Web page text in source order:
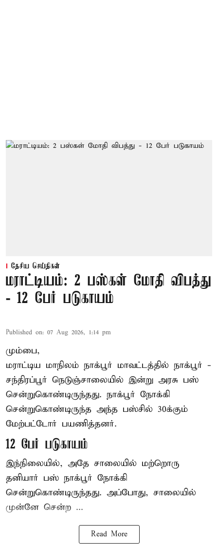
தேசிய செய்திகள்
மராட்டியம்: 2 பஸ்கள் மோதி விபத்து
- 12 பேர் படுகாயம்
Published on: 07 Aug 2026, 1:14 pm
மும்பை,
மராட்டிய மாநிலம் நாக்பூர் மாவட்டத்தில் நாக்பூர் -
சந்திரப்பூர் நெடுஞ்சாலையில் இன்று அரசு பஸ்
சென்றுகொண்டிருந்தது. நாக்பூர் நோக்கி
சென்றுகொண்டிருந்த அந்த பஸ்சில் 30க்கும்
மேற்பட்டோர் பயணித்தனர்.
12 பேர் படுகாயம்
இந்நிலையில், அதே சாலையில் மற்றொரு
தனியார் பஸ் நாக்பூர் நோக்கி
சென்றுகொண்டிருந்தது. அப்போது, சாலையில்
முன்னே சென்ற ...
Read More